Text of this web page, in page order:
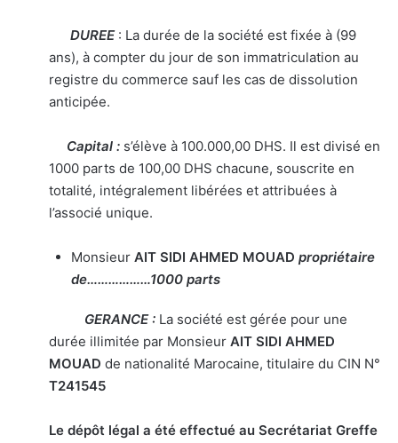
DUREE: La durée de la société est fixée à (99
ans), à compter du jour de son immatriculation au
registre du commerce sauf les cas de dissolution
anticipée.
Capital : s’élève à 100.000,00 DHS. Il est divisé en
1000 parts de 100,00 DHS chacune, souscrite en
totalité, intégralement libérées et attribuées à
l’associé unique.
Monsieur AIT SIDI AHMED MOUAD propriétaire
de………………1000 parts
GERANCE : La société est gérée pour une
durée illimitée par Monsieur AIT SIDI AHMED
MOUAD de nationalité Marocaine, titulaire du CIN N°
T241545
Le dépôt légal a été effectué au Secrétariat Greffe